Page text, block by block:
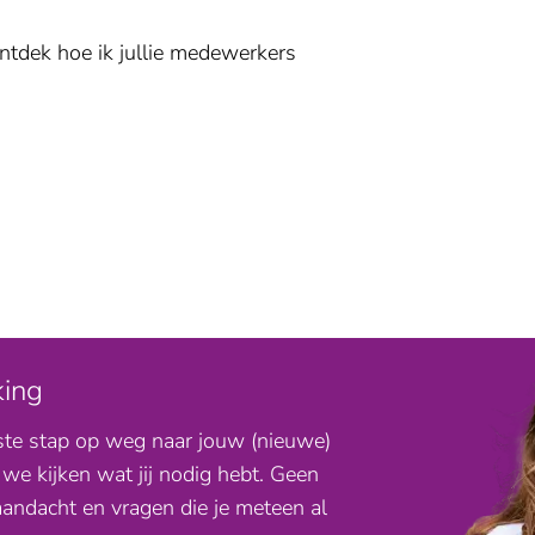
hoe ik jullie medewerkers
stap op weg naar jouw (nieuwe)
kijken wat jij nodig hebt. Geen
en vragen die je meteen al